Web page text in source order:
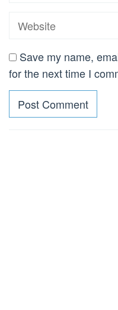
Save my name,
for the next time I